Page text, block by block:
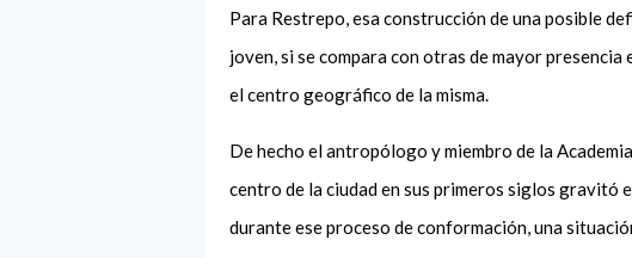
Para Restrepo, esa construcción deunaposible
joven,si se compara con otras de mayor
el centro geográfico de lamisma.
De hecho el antropólogo y miembro de la
centro de la ciudad en sus primeros siglos gravitó
durante ese proceso de conformación, una